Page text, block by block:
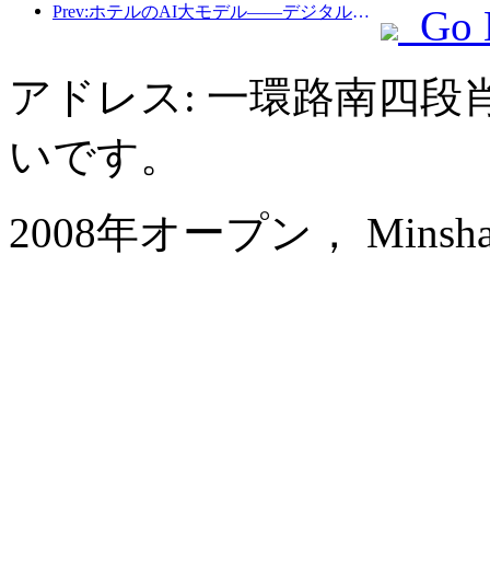
Prev:ホテルのAI大モデル——デジタル化とともに脈動する探索者
Go
アドレス: 一環路南四段
いです。
2008年オープン，